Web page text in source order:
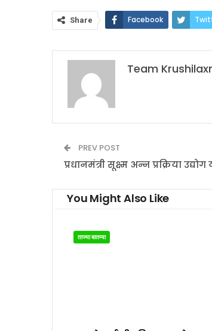
Share Facebook
Team
PREV POST
प्रधानमंत्री सूक्ष्म अन्न प्रक्रिया
You Might Also Like
ताज्या बातम्या